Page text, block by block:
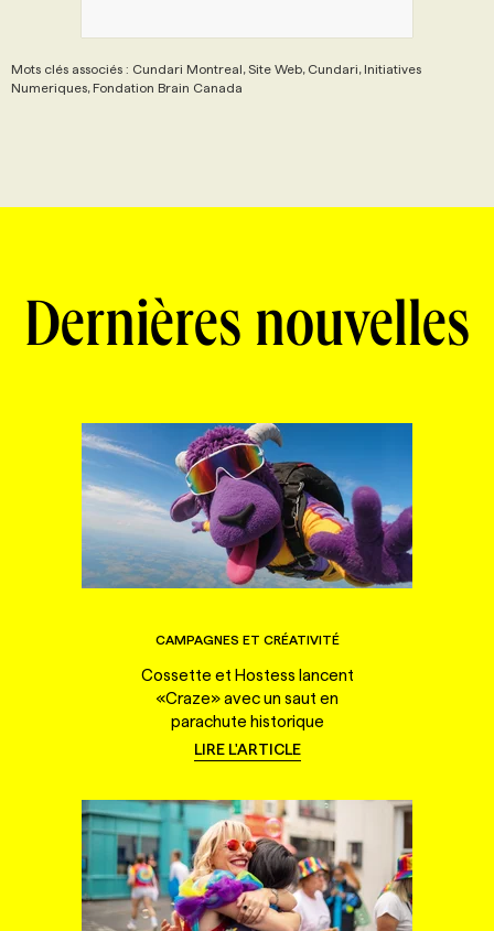
Mots clés associés : Cundari Montreal, Site Web, Cundari, Initiatives
Numeriques, Fondation Brain Canada
Dernières nouvelles
CAMPAGNES ET CRÉATIVITÉ
Cossette et Hostess lancent
«Craze» avec un saut en
parachute historique
LIRE L'ARTICLE